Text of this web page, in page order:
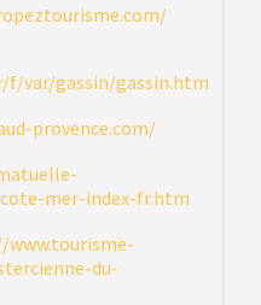
f/var/gassin/gassin.htm
provence.com/
mer-index-fr.htm
du-